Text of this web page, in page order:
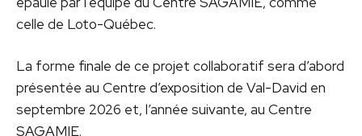
celle de Loto-Québec.
La forme finale de ce projet collaboratif sera d’abord
présentée au Centre d’exposition de Val-David en
septembre 2026 et, l’année suivante, au Centre
SAGAMIE.